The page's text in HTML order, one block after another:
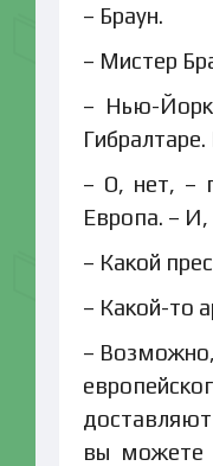
– Браун.
– Мистер
– Нью-Йорк
– О, нет, –
Европа. – И,
– Какой
– Какой-то
– Возможно,
вы можете